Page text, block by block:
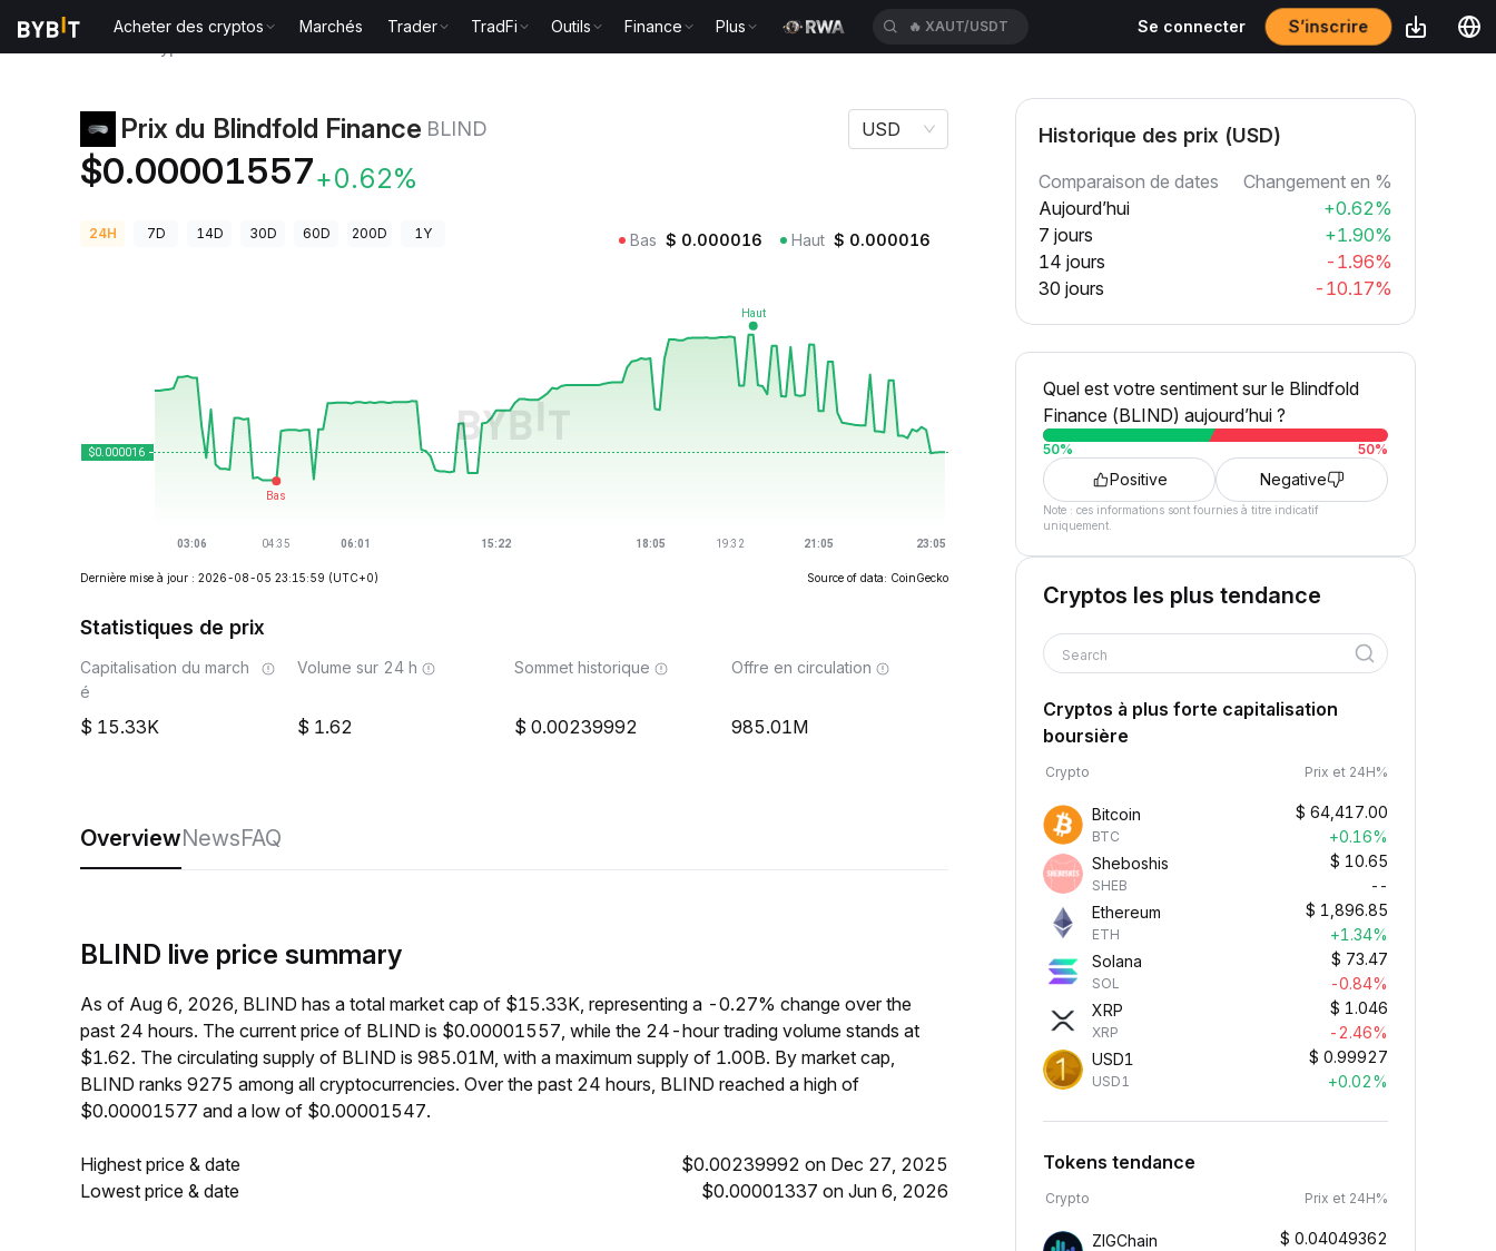
Acheter des cryptos Marchés Trader TradFi Outils Finance Plus 🔥 XAUT/USDT Se connecter S’inscrire
Prix du Blindfold Finance BLIND
$0.00001557+0.62%
USD
24H 7D 14D 30D 60D 200D 1Y Bas $ 0.000016 Haut $ 0.000016
Dernière mise à jour : 2026-08-05 23:15:59 (UTC+0) Source of data: CoinGecko
Statistiques de prix
Capitalisation du march
é
15.33K
Volume sur 24 h
1.62
Sommet historique
0.00239992
Offre en circulation
985.01M
OverviewNewsFAQ
BLIND live price summary
As of Aug 6, 2026, BLIND has a total market cap of $15.33K, representing a -0.27% change over the
past 24 hours. The current price of BLIND is $0.00001557, while the 24-hour trading volume stands at
$1.62. The circulating supply of BLIND is 985.01M, with a maximum supply of 1.00B. By market cap,
BLIND ranks 9275 among all cryptocurrencies. Over the past 24 hours, BLIND reached a high of
$0.00001577 and a low of $0.00001547.
Highest price & date
$0.00239992 on Dec 27, 2025
Lowest price & date
$0.00001337 on Jun 6, 2026
Historique des prix (USD)
Comparaison de dates
Changement en %
Aujourd’hui
+0.62%
7 jours
+1.90%
14 jours
-1.96%
30 jours
-10.17%
Quel est votre sentiment sur le Blindfold
Finance (BLIND) aujourd’hui ?
50% 50%
Positive Negative
Note : ces informations sont fournies à titre indicatif
uniquement.
Cryptos les plus tendance
Search
Cryptos à plus forte capitalisation
boursière
Crypto Prix et 24H%
Bitcoin
BTC
$ 64,417.00
+0.16%
Sheboshis
SHEB
$ 10.65
--
Ethereum
ETH
$ 1,896.85
+1.34%
Solana
SOL
$ 73.47
-0.84%
XRP
XRP
$ 1.046
-2.46%
USD1
USD1
$ 0.99927
+0.02%
Tokens tendance
Crypto Prix et 24H%
ZIGChain $ 0.04049362